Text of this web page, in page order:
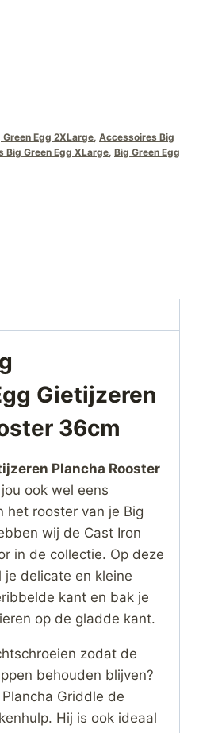
Egg 2XLarge, Accessoires Big
Big Green Egg XLarge, Big Green Egg
Gietijzeren
36cm
Plancha Rooster
ook wel eens
het rooster van je Big
wij de Cast Iron
in de collectie. Op deze
je delicate en kleine
kant en bak je
op de gladde kant.
zodat de
behouden blijven?
Griddle de
Hij is ook ideaal